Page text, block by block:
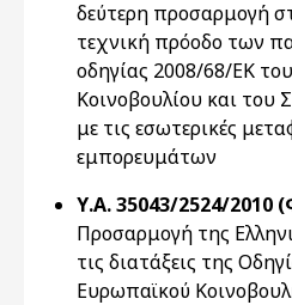
δεύτερη προσαρμογή
τεχνική πρόοδο των
οδηγίας 2008/68/ΕΚ
Κοινοβουλίου και του
με τις εσωτερικές
εμπορευμάτων
Υ.Α. 35043/2524/2010
Προσαρμογή της
τις διατάξεις της
Ευρωπαϊκού